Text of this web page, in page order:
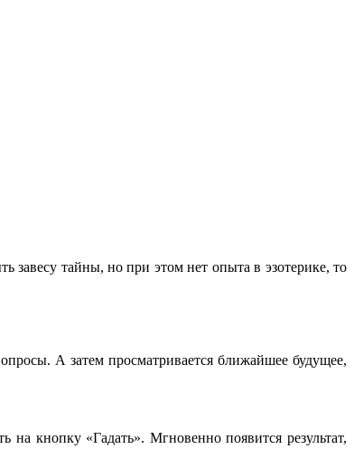
завесу тайны, но при этом нет опыта в эзотерике, то
А затем просматривается ближайшее будущее,
на кнопку «Гадать». Мгновенно появится результат,